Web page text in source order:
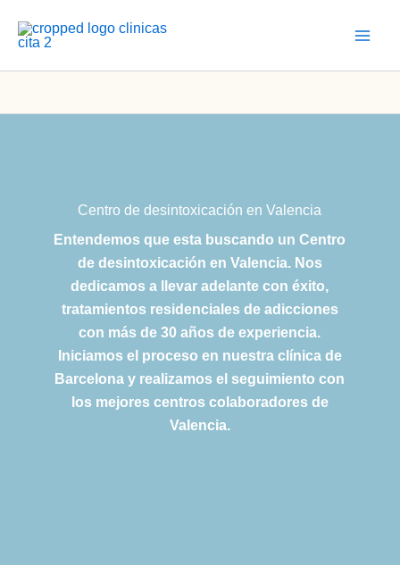
Centro de desintoxicación en Valencia
Entendemos que esta buscando un Centro
de desintoxicación en Valencia. Nos
dedicamos a llevar adelante con éxito,
tratamientos residenciales de adicciones
con más de 30 años de experiencia.
Iniciamos el proceso en nuestra clínica de
Barcelona y realizamos el seguimiento con
los mejores centros colaboradores de
Valencia.